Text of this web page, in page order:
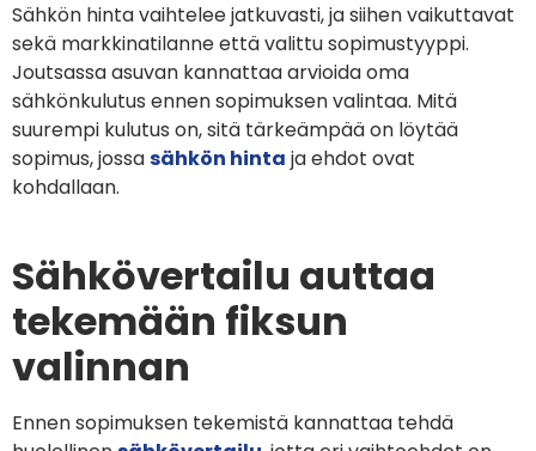
Sähkön hinta vaihtelee jatkuvasti, ja siihen vaikuttavat
sekä markkinatilanne että valittu sopimustyyppi.
Joutsassa asuvan kannattaa arvioida oma
sähkönkulutus ennen sopimuksen valintaa. Mitä
suurempi kulutus on, sitä tärkeämpää on löytää
sopimus, jossasähkön hinta ja ehdot ovat
kohdallaan.
Sähkövertailu auttaa
tekemään fiksun
valinnan
Ennen sopimuksen tekemistä kannattaa tehdä